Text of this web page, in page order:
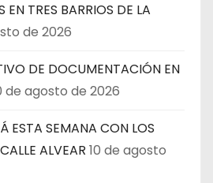
TRES BARRIOS DE LA
de 2026
DE DOCUMENTACIÓN EN
de agosto de 2026
ESTA SEMANA CON LOS
ALVEAR 10 de agosto